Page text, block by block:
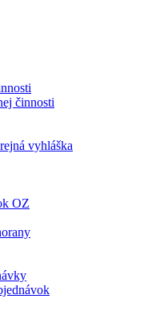
činnosti
vyhláška
OZ